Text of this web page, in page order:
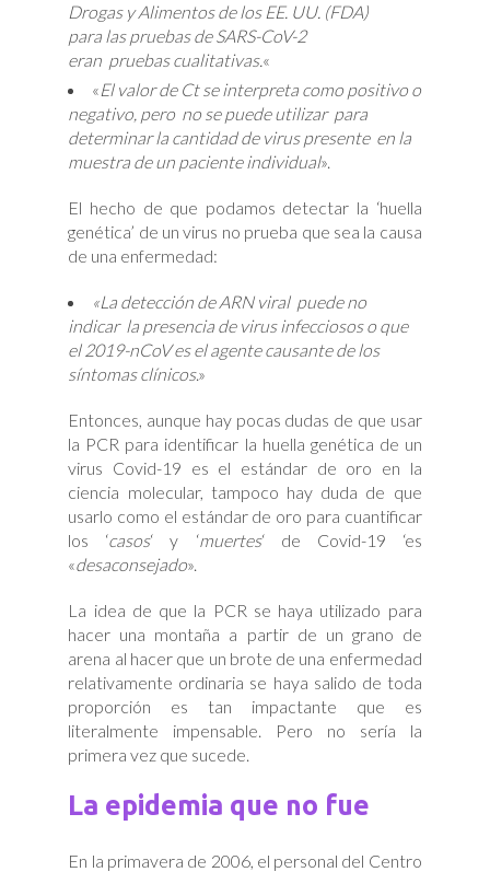
Drogas y Alimentos de los EE. UU. (FDA)
para las pruebas de SARS-CoV-2
eran pruebas cualitativas.«
«El valor de Ct se interpreta como positivo o
negativo, pero no se puede utilizar para
determinar la cantidad de virus presente en la
muestra de un paciente individual».
El hecho de que podamos detectar la ‘huella
genética’ de un virus no prueba que sea la causa
de una enfermedad:
«La detección de ARN viral puede no
indicar la presencia de virus infecciosos o que
el 2019-nCoV es el agente causante de los
síntomas clínicos.»
Entonces, aunque hay pocas dudas de que usar
la PCR para identificar la huella genética de un
virus Covid-19 es el estándar de oro en la
ciencia molecular, tampoco hay duda de que
usarlo como el estándar de oro para cuantificar
los ‘casos‘ y ‘muertes‘ de Covid-19 ‘es
«desaconsejado».
La idea de que la PCR se haya utilizado para
hacer una montaña a partir de un grano de
arena al hacer que un brote de una enfermedad
relativamente ordinaria se haya salido de toda
proporción es tan impactante que es
literalmente impensable. Pero no sería la
primera vez que sucede.
La epidemia que no fue
En la primavera de 2006, el personal del Centro